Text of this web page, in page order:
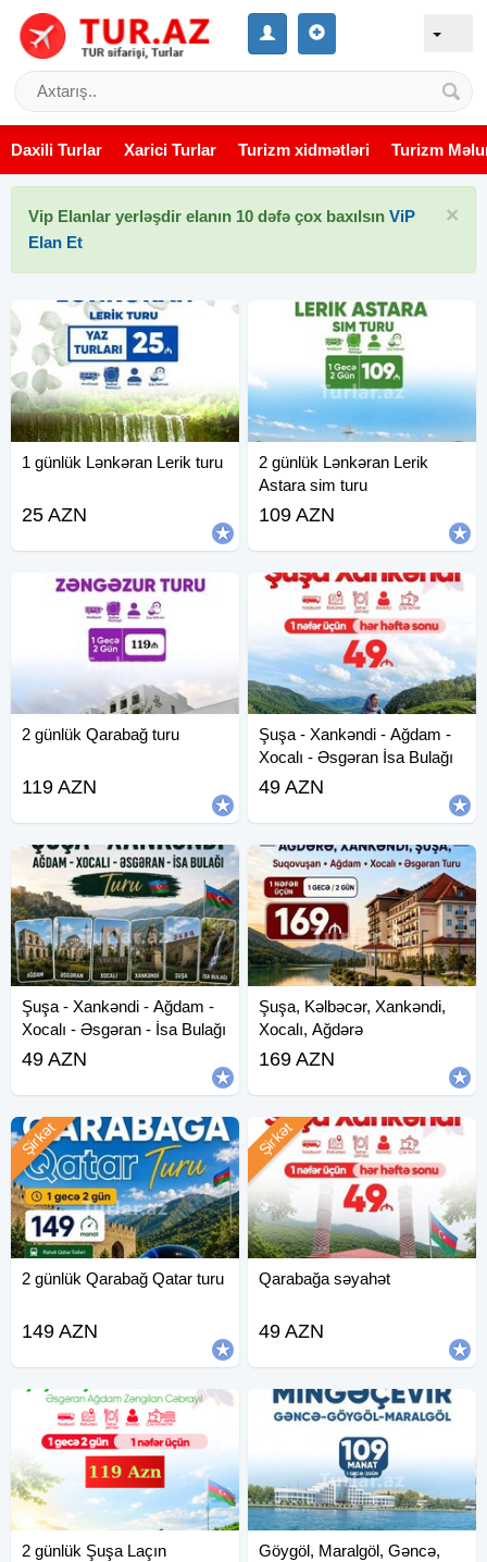
Daxili Turlar Xarici Turlar Turizm xidmətləri Turizm
×
Vip Elanlar yerləşdir elanın 10 dəfə çox baxılsın ViP
Elan Et
1 günlük Lənkəran Lerik turu
25 AZN
2 günlük Lənkəran Lerik
Astara sim turu
109 AZN
2 günlük Qarabağ turu
119 AZN
Şuşa - Xankəndi - Ağdam -
Xocalı - Əsgəran İsa Bulağı
Turu
49 AZN
Şuşa - Xankəndi - Ağdam -
Xocalı - Əsgəran - İsa Bulağı
Turu
49 AZN
Şuşa, Kəlbəcər, Xankəndi,
Xocalı, Ağdərə
169 AZN
2 günlük Qarabağ Qatar turu
Şirkət
149 AZN
Qarabağa səyahət
Şirkət
49 AZN
2 günlük Şuşa Laçın
Göygöl, Maralgöl, Gəncə,